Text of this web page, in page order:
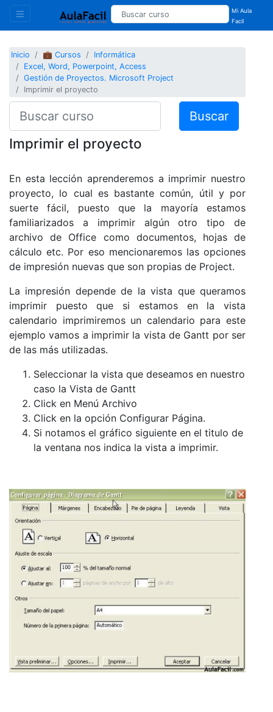
Mi Aula
Facil
Inicio 💼 Cursos
Informática
Excel, Word, Powerpoint, Access
Gestión de Proyectos. Microsoft Project
Imprimir el proyecto
Buscar
Imprimir el proyecto
En esta lección aprenderemos a imprimir nuestro
proyecto, lo cual es bastante común, útil y por
suerte fácil, puesto que la mayoría estamos
familiarizados a imprimir algún otro tipo de
archivo de Office como documentos, hojas de
cálculo etc. Por eso mencionaremos las opciones
de impresión nuevas que son propias de Project.
La impresión depende de la vista que queramos
imprimir puesto que si estamos en la vista
calendario imprimiremos un calendario para este
ejemplo vamos a imprimir la vista de Gantt por ser
de las más utilizadas.
Seleccionar la vista que deseamos en nuestro
caso la Vista de Gantt
Click en Menú Archivo
Click en la opción Configurar Página.
Si notamos el gráfico siguiente en el titulo de
la ventana nos indica la vista a imprimir.